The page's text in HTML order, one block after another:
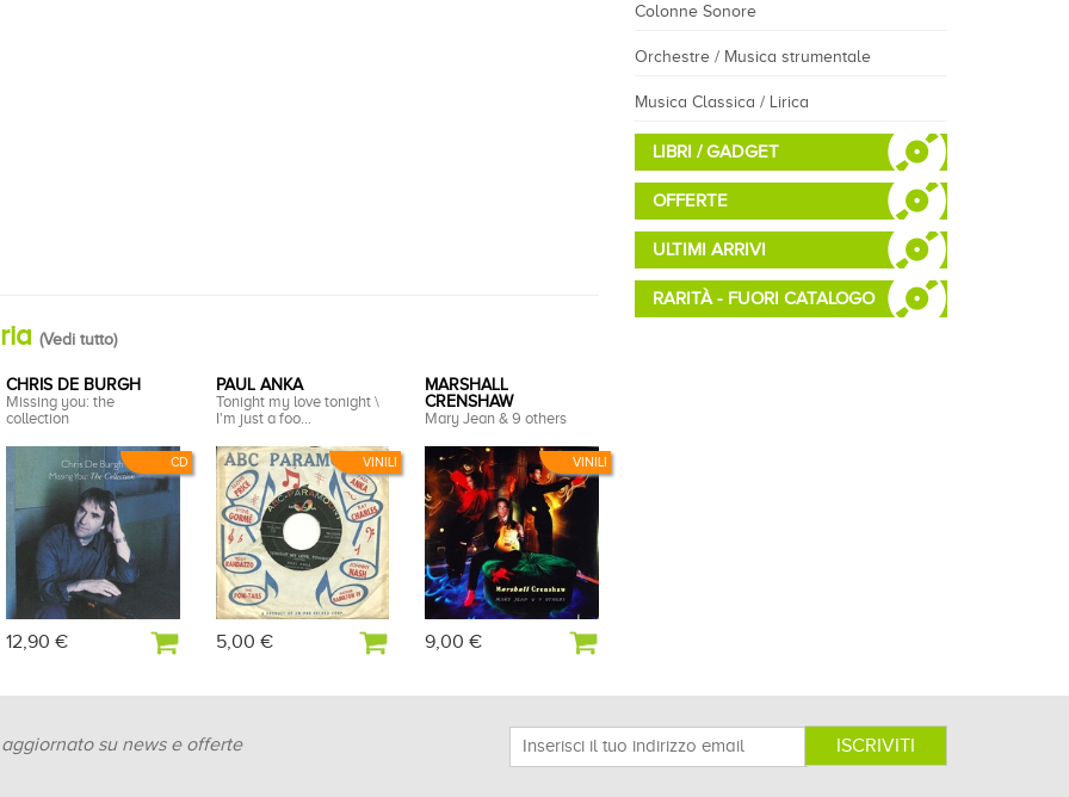
(Vedi tutto)
CD
CHRIS DE BURGH
Missing you: the
collection
12,90 €
VINILI
PAUL ANKA
Tonight my love tonight \
I'm just a foo...
5,00 €
VINILI
MARSHALL
CRENSHAW
Mary Jean & 9 others
9,00 €
Colonne Sonore
Orchestre / Musica strumentale
Musica Classica / Lirica
LIBRI / GADGET
OFFERTE
ULTIMI ARRIVI
RARITÀ - FUORI CATALOGO
su news e offerte